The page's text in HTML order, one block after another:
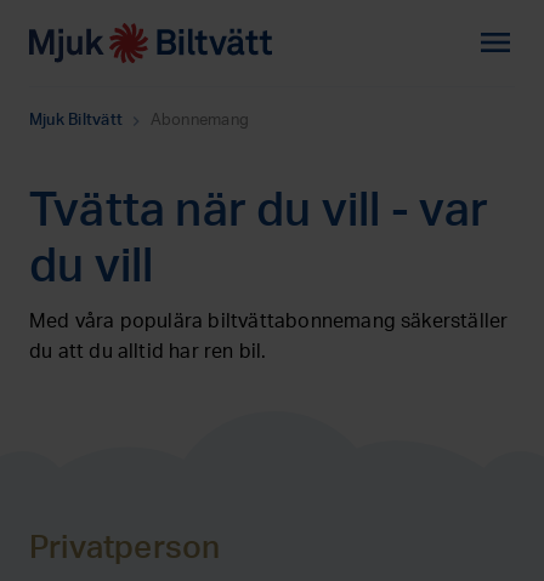
menu
Mjuk Biltvätt chevron_right Abonnemang
Tvätta när du vill - var
du vill
Med våra populära biltvättabonnemang säkerställer
du att du alltid har ren bil.
Privatperson